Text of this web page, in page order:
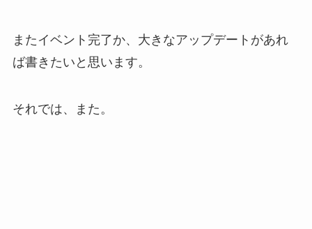
またイベント完了か、大きなアップデートがあれ
ば書きたいと思います。
それでは、また。